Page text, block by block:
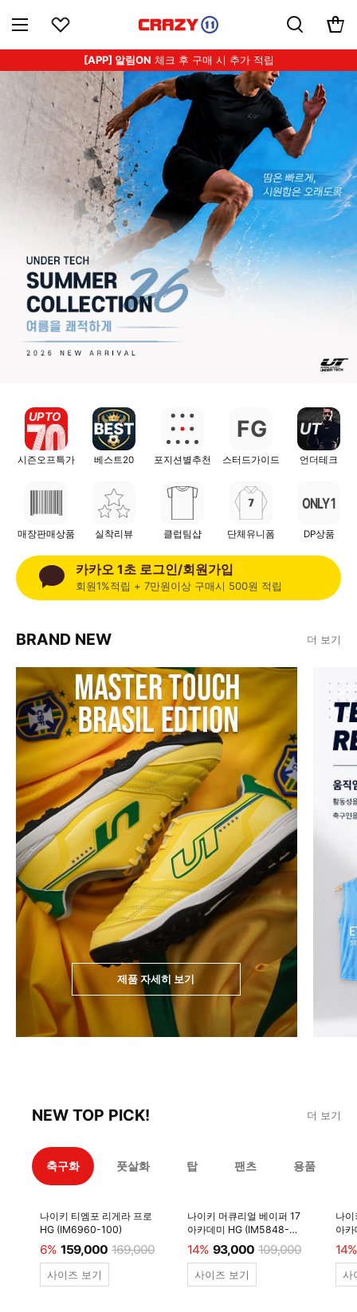
[APP] 알림ON 체크 후 구매 시 추가 적립
UP TO
시즌오프특가 베스트20 포지션별추천
FG
스터드가이드
UT
언더테크
매장판매상품 실착리뷰 클럽팀샵 단체유니폼
ONLY 1
DP상품
카카오 1초 로그인/회원가입
회원1%적립 + 7만원이상 구매시 500원 적립
BRAND NEW 더 보기
제품 자세히 보기
NEW TOP PICK! 더 보기
축구화 풋살화 탑 팬츠 용품
나이키 티엠포 리게라 프로
HG (IM6960-100)
6% 159,000 169,000
사이즈 보기
나이키 머큐리얼 베이퍼 17
아카데미 HG (IM5848-
600)
14% 93,000 109,000
사이즈 보기
나
아
14%
사